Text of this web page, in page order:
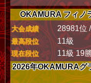
OKAMURA フィノ
大会成績 28981位
最高段位 11級
現在段位
11級 19
2026年OKAMURAグ